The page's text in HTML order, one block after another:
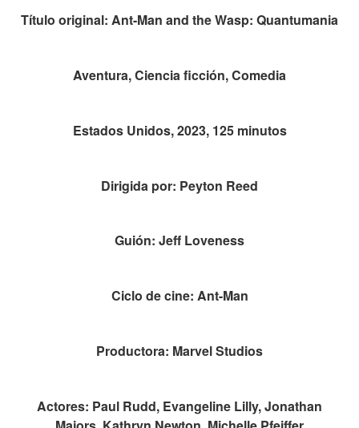
Título original: Ant-Man and the Wasp: Quantumania
Aventura, Ciencia ficción, Comedia
Estados Unidos, 2023, 125 minutos
Dirigida por: Peyton Reed
Guión: Jeff Loveness
Ciclo de cine: Ant-Man
Productora: Marvel Studios
Actores: Paul Rudd, Evangeline Lilly, Jonathan